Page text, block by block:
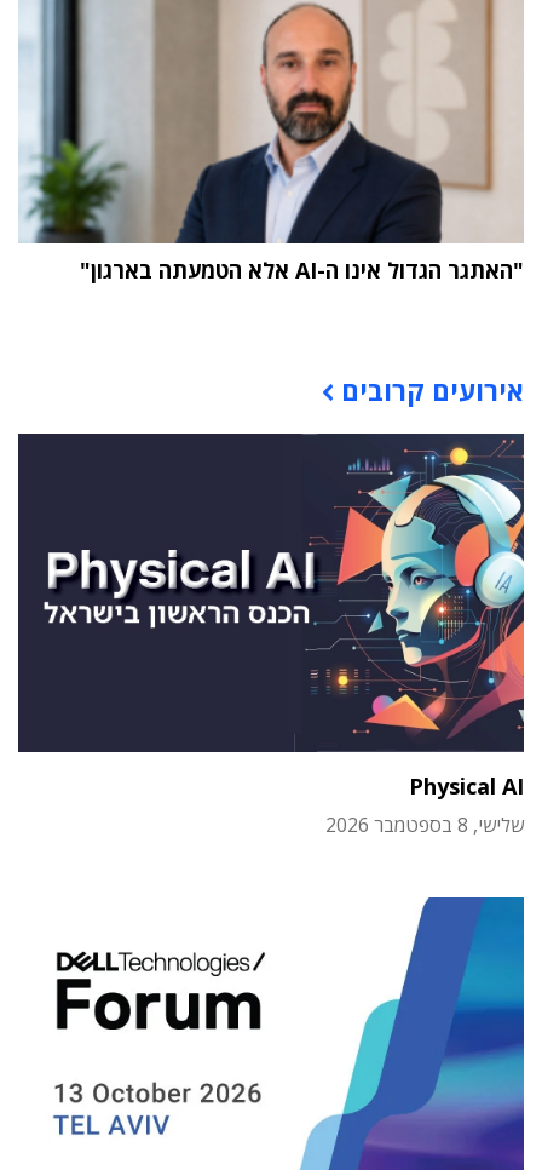
"האתגר הגדול אינו ה-AI אלא הטמעתה בארגון"
אירועים קרובים
Physical AI
שלישי, 8 בספטמבר 2026